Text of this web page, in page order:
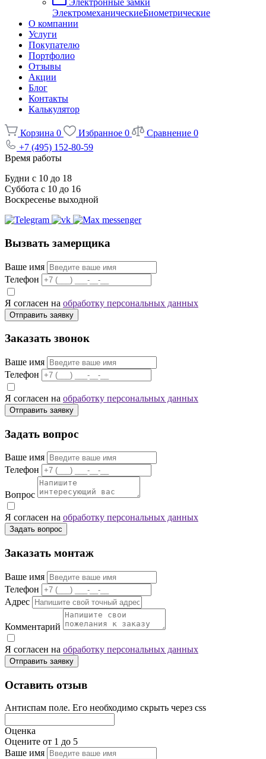
Электронные замки
ЭлектромеханическиеБиометрические
О компании
Услуги
Покупателю
Портфолио
Отзывы
Акции
Блог
Контакты
Калькулятор
Корзина 0 Избранное 0 Сравнение 0
+7 (495) 152-80-59
Время работы
Будни с 10 до 18
Суббота с 10 до 16
Воскресенье выходной
Вызвать замерщика
Ваше имя
Телефон
Я согласен на обработку персональных данных
Отправить заявку
Заказать звонок
Ваше имя
Телефон
Я согласен на обработку персональных данных
Отправить заявку
Задать вопрос
Ваше имя
Телефон
Вопрос
Я согласен на обработку персональных данных
Задать вопрос
Заказать монтаж
Ваше имя
Телефон
Адрес
Комментарий
Я согласен на обработку персональных данных
Отправить заявку
Оставить отзыв
Антиспам поле. Его необходимо скрыть через css
Оценка
Оцените от 1 до 5
Ваше имя